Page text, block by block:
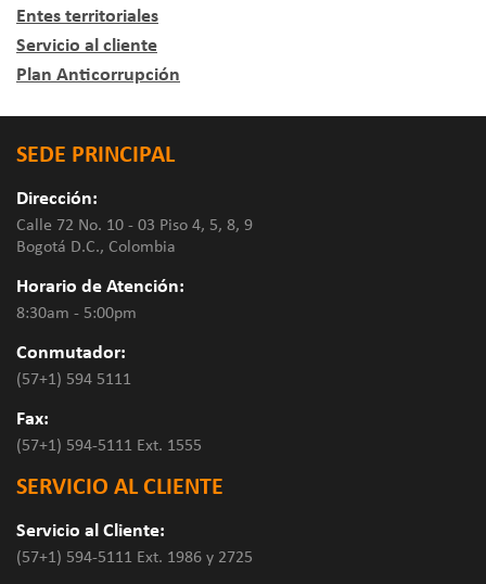
Entes territoriales
Servicio al cliente
Plan Anticorrupción
SEDE PRINCIPAL
Dirección:
Calle 72 No. 10 - 03 Piso 4, 5, 8, 9
Bogotá D.C., Colombia
Horario de Atención:
8:30am - 5:00pm
Conmutador:
(57+1) 594 5111
Fax:
(57+1) 594-5111 Ext. 1555
SERVICIO AL CLIENTE
Servicio al Cliente:
(57+1) 594-5111 Ext. 1986 y 2725